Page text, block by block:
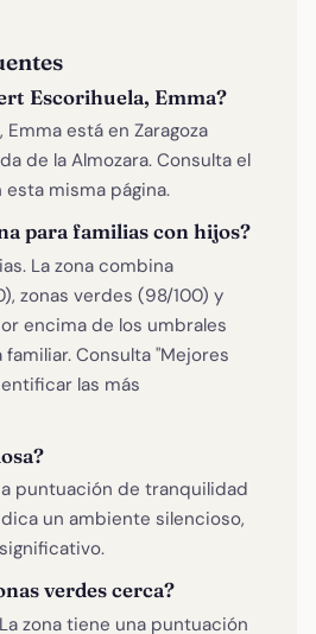
Escorihuela, Emma?
está en Zaragoza
de la Almozara. Consulta el
misma página.
para familias con hijos?
La zona combina
zonas verdes (98/100) y
encima de los umbrales
Consulta "Mejores
las más
puntuación de tranquilidad
un ambiente silencioso,
verdes cerca?
zona tiene una puntuación